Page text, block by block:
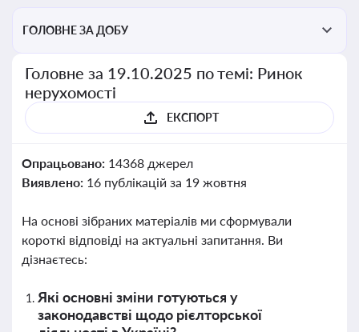
ГОЛОВНЕ ЗА ДОБУ
Головне за 19.10.2025 по темі: Ринок
нерухомості
ЕКСПОРТ
Опрацьовано: 14368 джерел
Виявлено: 16 публікацій за 19 жовтня
На основі зібраних матеріалів ми сформували
короткі відповіді на актуальні запитання. Ви
дізнаєтесь:
Які основні зміни готуються у
законодавстві щодо рієлторської